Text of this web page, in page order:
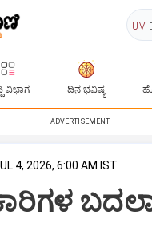
UV
ವಿಭಾಗ ದಿನ ಭವಿಷ್ಯ
ADVERTISEMENT
4, 2026, 6:00 AM IST